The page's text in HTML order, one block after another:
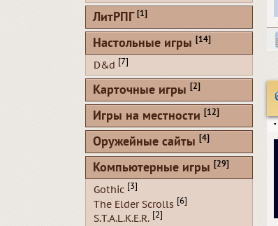
▪
ЛитРПГ [1]
Настольные игры [14]
D&d [7]
Карточные игры [2]
Игры на местности [12]
Оружейные сайты [4]
Компьютерные игры [29]
Gothic [3]
The Elder Scrolls [6]
S.T.A.L.K.E.R. [2]